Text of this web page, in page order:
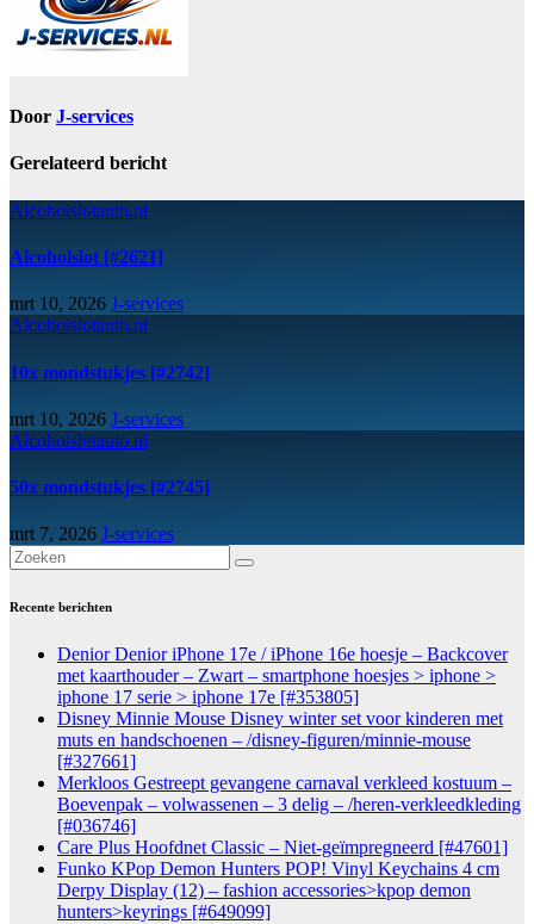
Door J-services
Gerelateerd bericht
Alcoholslotauto.nl
Alcoholslot [#2621]
mrt 10, 2026 J-services
Alcoholslotauto.nl
10x mondstukjes [#2742]
mrt 10, 2026 J-services
Alcoholslotauto.nl
50x mondstukjes [#2745]
mrt 7, 2026 J-services
Recente berichten
Denior Denior iPhone 17e / iPhone 16e hoesje – Backcover
met kaarthouder – Zwart – smartphone hoesjes > iphone >
iphone 17 serie > iphone 17e [#353805]
Disney Minnie Mouse Disney winter set voor kinderen met
muts en handschoenen – /disney-figuren/minnie-mouse
[#327661]
Merkloos Gestreept gevangene carnaval verkleed kostuum –
Boevenpak – volwassenen – 3 delig – /heren-verkleedkleding
[#036746]
Care Plus Hoofdnet Classic – Niet-geïmpregneerd [#47601]
Funko KPop Demon Hunters POP! Vinyl Keychains 4 cm
Derpy Display (12) – fashion accessories>kpop demon
hunters>keyrings [#649099]